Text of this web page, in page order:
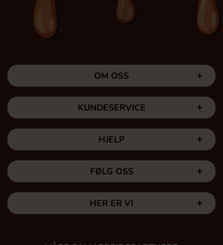
OM OSS
KUNDESERVICE
HJELP
FØLG OSS
HER ER VI